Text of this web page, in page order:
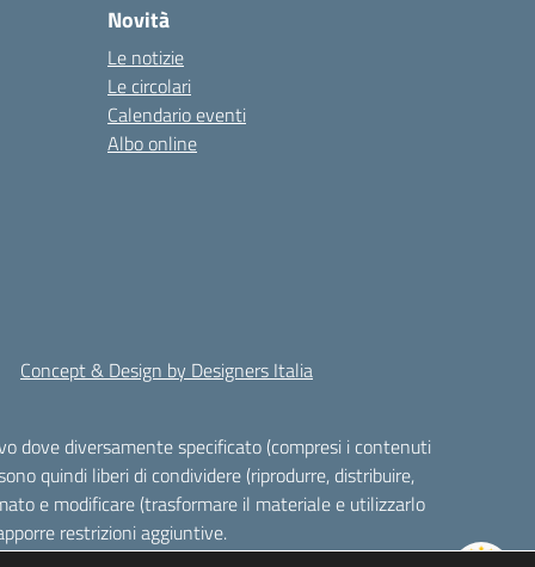
Novità
Le notizie
Le circolari
Calendario eventi
Albo online
Concept & Design by Designers Italia
dove diversamente specificato (compresi i contenuti
quindi liberi di condividere (riprodurre, distribuire,
e modificare (trasformare il materiale e utilizzarlo
restrizioni aggiuntive.